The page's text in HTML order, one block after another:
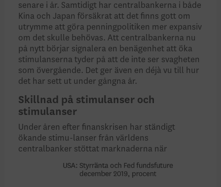
senare i år. Samtidigt har central­bankerna i både
Kina och Japan försäkrat att det finns gott om
utrymme att göra penningpolitiken mer expansiv
om det skulle behövas. Att centralbankerna nu
på nytt börjar signalera en benägenhet att öka
stimulanserna tyder på att de inte ser svagheten
som övergående. Det ger även en déjà vu till hur
det har sett ut under gångna år.
Skillnad på stimulanser och
stimulanser
Under åren efter finanskrisen har ständigt
ökande stimu-lanser från världens
centralbanker stöttat marknaderna när